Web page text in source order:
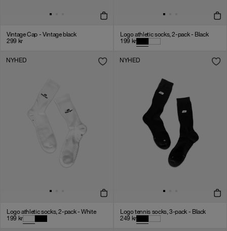
Vintage Cap - Vintage black
299 kr
Logo athletic socks, 2-pack - Black
199 kr
NYHED
Logo athletic socks, 2-pack - White
199 kr
NYHED
Logo tennis socks, 3-pack - Black
249 kr